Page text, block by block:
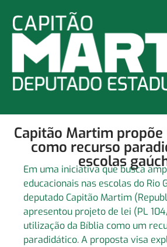
Capitão Martim propõe
como recurso
escolas
Em uma iniciativa que busca
educacionais nas escolas do Rio
deputado Capitão Martim
apresentou projeto de lei (PL
utilização da Bíblia como um
paradidático. A proposta visa